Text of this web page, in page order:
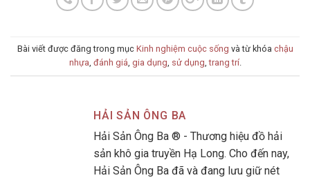
Bài viết được đăng trong mục Kinh nghiệm cuộc sống và từ khóa chậu
nhựa đánh giá gia dụng sử dụng ,trang trí.
HẢI SẢN ÔNG BA
Hải Sản Ông Ba ® - Thương hiệu đồ hải
sản khô gia truyền Hạ Long. Cho đến nay,
Hải Sản Ông Ba đã và đang lưu giữ nét